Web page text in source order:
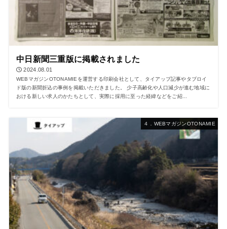
中日新聞三重版に掲載されました
2024.08.01
WEBマガジンOTONAMIEを運営する印刷会社として、タイアップ記事やタブロイ
ド版の新聞折込の事例を掲載いただきました。 少子高齢化や人口減少が進む地域に
おける新しい求人のかたちとして、実際に採用に至った経緯などをご紹...
４．WEBマガジンOTONAMIE